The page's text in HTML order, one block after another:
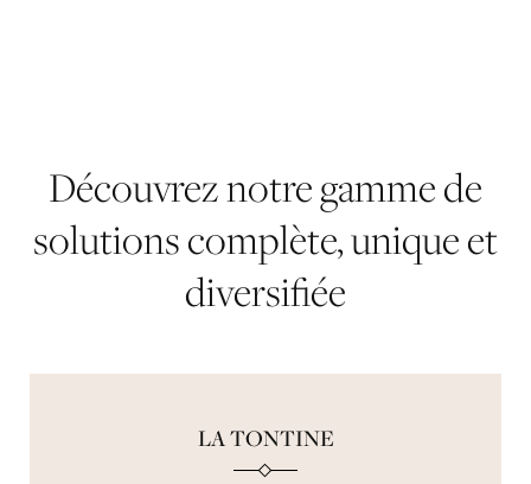
Découvreznotregammede
solutionscomplète,uniqueet
diversifiée
LA TONTINE